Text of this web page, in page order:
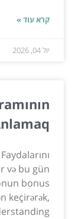
קרא עוד »
יול 04, 2026
və bu gün
bonus
keçirərək,